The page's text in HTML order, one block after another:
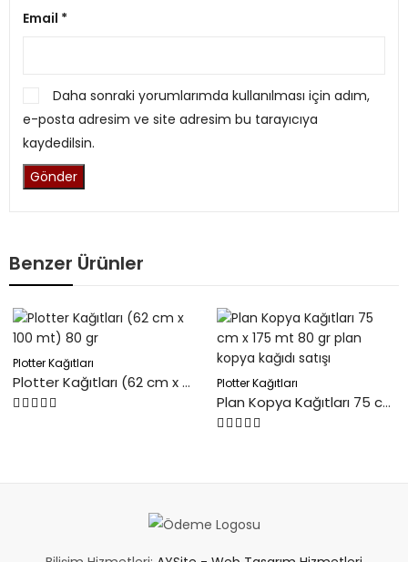
Email *
Daha sonraki yorumlarımda kullanılması için adım,
e-posta adresim ve site adresim bu tarayıcıya
kaydedilsin.
Benzer Ürünler
Plotter Kağıtları
Plotter Kağıtları (62 cm x 100 mt) 80 gr Plotter Kağıtları
Plan Kopya Kağıtları 75 cm x 175 mt 80 gr plan kopya kağıdı satışı